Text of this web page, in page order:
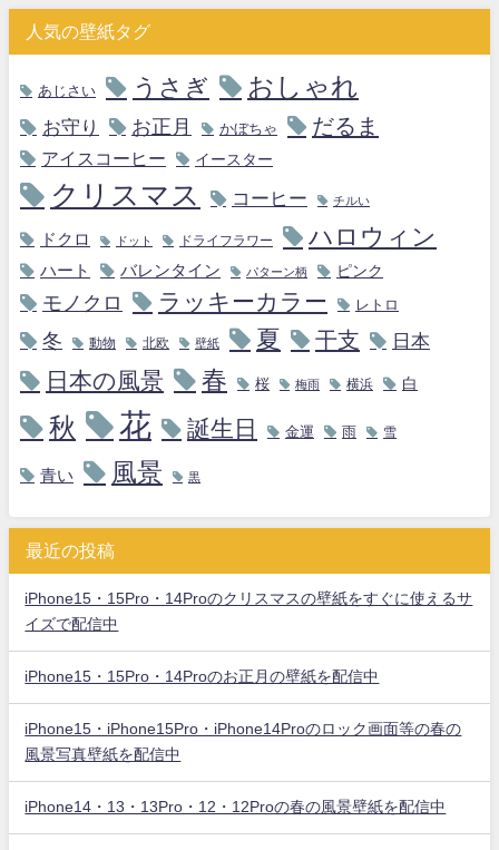
人気の壁紙タグ
あじさい うさぎ おしゃれ
お守り お正月 かぼちゃ だるま
アイスコーヒー イースター
クリスマス コーヒー チルい
ドクロ ドット ドライフラワー ハロウィン
ハート バレンタイン パターン柄 ピンク
モノクロ ラッキーカラー レトロ
冬 動物 北欧 壁紙 夏 干支 日本
日本の風景 春 桜 梅雨 横浜 白
秋 花 誕生日 金運 雨 雪
青い 風景 黒
最近の投稿
iPhone15・15Pro・14Proのクリスマスの壁紙をすぐに使えるサ
イズで配信中
iPhone15・15Pro・14Proのお正月の壁紙を配信中
iPhone15・iPhone15Pro・iPhone14Proのロック画面等の春の
風景写真壁紙を配信中
iPhone14・13・13Pro・12・12Proの春の風景壁紙を配信中